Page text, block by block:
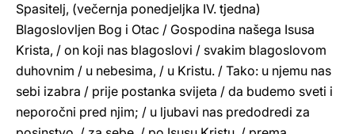
Spasitelj, (večernja ponedjeljka IV. tjedna)
Blagoslovljen Bog i Otac / Gospodina našega Isusa
Krista, / on koji nas blagoslovi / svakim blagoslovom
duhovnim / u nebesima, / u Kristu. / Tako: u njemu nas
sebi izabra / prije postanka svijeta / da budemo sveti i
neporočni pred njim; / u ljubavi nas predodredi za